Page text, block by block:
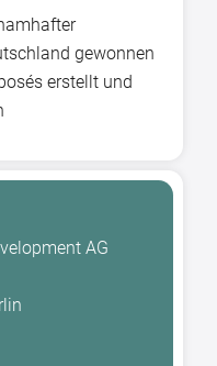
gewonnen
erstellt und
AG